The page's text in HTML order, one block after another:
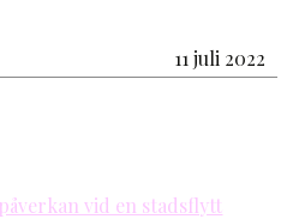
11 juli 2022
vid en stadsflytt